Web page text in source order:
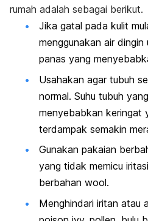
rumah adalah sebagai berikut.
Jika gatal pada kulit
menggunakan air dingin
panas yang
Usahakan agar tubuh
normal. Suhu tubuh
menyebabkan keringat
terdampak semakin
Gunakan pakaian
yang tidak memicu
berbahan wool.
Menghindari iritan atau